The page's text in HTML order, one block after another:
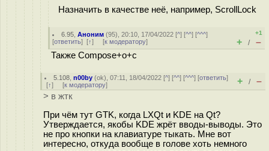
Назначить в качестве неё, например, ScrollLock
6.95 ,Аноним (95), 20:10, 17/04/2022 [^] [^^] [^^^]
[ответить] [↑] [к модератору]
+1
+ / –
Также Compose+o+c
5.108 ,n00by (ok), 07:11, 18/04/2022 [^] [^^] [^^^] [ответить]
[↑] [к модератору] + / –
> в жтк
При чём тут GTK, когда LXQt и KDE на Qt?
Утверждается, якобы KDE жрёт вводы-выводы. Это
не про кнопки на клавиатуре тыкать. Мне вот
интересно, откуда вообще в голове хоть немного